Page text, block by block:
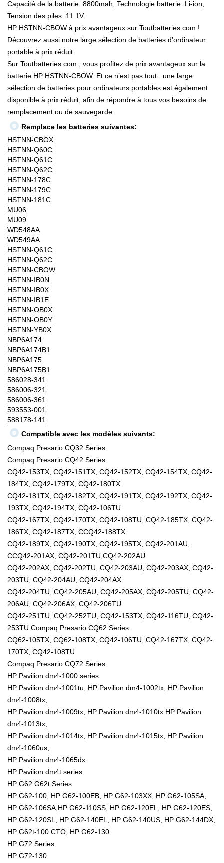
Capacité de la batterie: 8800mah, Technologie batterie: Li-ion,
Tension des piles: 11.1V.
HP HSTNN-CBOW à prix avantageux sur Toutbatteries.com !
Découvrez aussi notre large sélection de batteries d’ordinateur
portable à prix réduit.
Sur Toutbatteries.com , vous profitez de prix avantageux sur la
batterie HP HSTNN-CBOW. Et ce n’est pas tout : une large
sélection de batteries pour ordinateurs portables est également
disponible à prix réduit, afin de répondre à tous vos besoins de
remplacement ou de sauvegarde.
Remplace les batteries suivantes:
HSTNN-CBOX
HSTNN-Q60C
HSTNN-Q61C
HSTNN-Q62C
HSTNN-178C
HSTNN-179C
HSTNN-181C
MU06
MU09
WD548AA
WD549AA
HSTNN-Q61C
HSTNN-Q62C
HSTNN-CBOW
HSTNN-IB0N
HSTNN-IB0X
HSTNN-IB1E
HSTNN-OB0X
HSTNN-OB0Y
HSTNN-YB0X
NBP6A174
NBP6A174B1
NBP6A175
NBP6A175B1
586028-341
586006-321
586006-361
593553-001
588178-141
Compatible avec les modèles suivants:
Compaq Presario CQ32 Series
Compaq Presario CQ42 Series
CQ42-153TX, CQ42-151TX, CQ42-152TX, CQ42-154TX, CQ42-
184TX, CQ42-179TX, CQ42-180TX
CQ42-181TX, CQ42-182TX, CQ42-191TX, CQ42-192TX, CQ42-
193TX, CQ42-194TX, CQ42-106TU
CQ42-167TX, CQ42-170TX, CQ42-108TU, CQ42-185TX, CQ42-
186TX, CQ42-187TX, CCQ42-188TX
CQ42-189TX, CQ42-190TX, CQ42-195TX, CQ42-201AU,
CCQ42-201AX, CQ42-201TU,CQ42-202AU
CQ42-202AX, CQ42-202TU, CQ42-203AU, CQ42-203AX, CQ42-
203TU, CQ42-204AU, CQ42-204AX
CQ42-204TU, CQ42-205AU, CQ42-205AX, CQ42-205TU, CQ42-
206AU, CQ42-206AX, CQ42-206TU
CQ42-251TU, CQ42-252TU, CQ42-153TX, CQ42-116TU, CQ42-
253TU Compaq Presario CQ62 Series
CQ62-105TX, CQ62-108TX, CQ42-106TU, CQ42-167TX, CQ42-
170TX, CQ42-108TU
Compaq Presario CQ72 Series
HP Pavilion dm4-1000 series
HP Pavilion dm4-1001tu, HP Pavilion dm4-1002tx, HP Pavilion
dm4-1008tx,
HP Pavilion dm4-1009tx, HP Pavilion dm4-1010tx HP Pavilion
dm4-1013tx,
HP Pavilion dm4-1014tx, HP Pavilion dm4-1015tx, HP Pavilion
dm4-1060us,
HP Pavilion dm4-1065dx
HP Pavilion dm4t series
HP G62 G62t Series
HP G62-100, HP G62-100EB, HP G62-103XX, HP G62-105SA,
HP G62-106SA,HP G62-110SS, HP G62-120EL, HP G62-120ES,
HP G62-120SL, HP G62-140EL, HP G62-140US, HP G62-144DX,
HP G62t-100 CTO, HP G62-130
HP G72 Series
HP G72-130